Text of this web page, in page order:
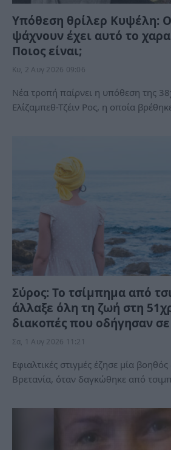
Υπόθεση θρίλερ Κυψέλη:
ψάχνουν έχει αυτό το
Ποιος είναι;
Κυ, 2 Αυγ 2026 09:06
Νέα τροπή παίρνει η υπόθεση της
Ελίζαμπεθ-Τζέιν Ρος, η οποία
Σύρος: Το τσίμπημα από
άλλαξε όλη τη ζωή στη
διακοπές που οδήγησαν
Σα, 1 Αυγ 2026 11:21
Εφιαλτικές στιγμές έζησε μία
Βρετανία, όταν δαγκώθηκε από